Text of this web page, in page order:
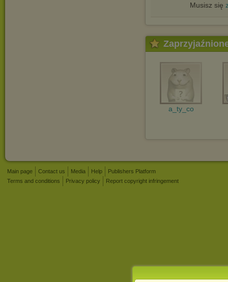
Musisz się
a_ty_co
Main page Contact us Media Help
Publishers Platform
Terms and conditions
Privacy policy Report copyright infringement